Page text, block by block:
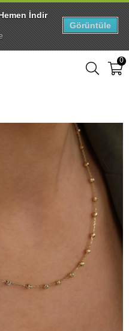
0
İndir
Görüntüle